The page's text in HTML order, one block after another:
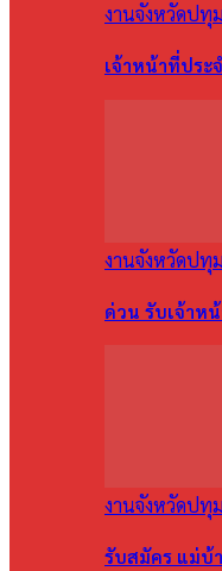
งานจังหวัดปทุ
เจ้าหน้าที่ประ
งานจังหวัดปทุ
ด่วน รับเจ้าห
งานจังหวัดปทุ
รับสมัคร แม่บ้